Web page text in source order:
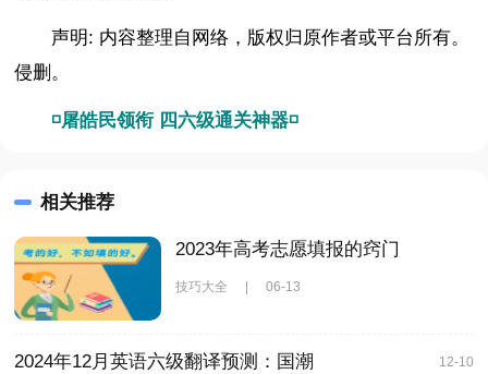
声明: 内容整理自网络，版权归原作者或平台所有。
侵删。
◽屠皓民领衔 四六级通关神器◽
相关推荐
2023年高考志愿填报的窍门
技巧大全 | 06-13
2024年12月英语六级翻译预测：国潮 12-10